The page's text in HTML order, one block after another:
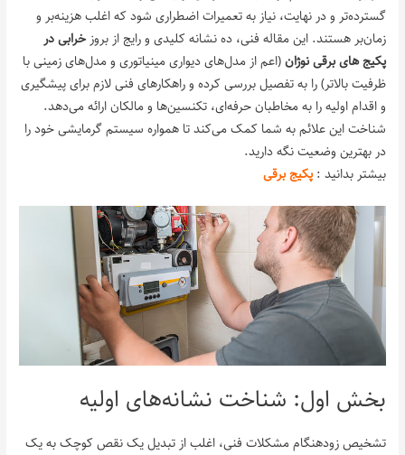
گسترده‌تر و در نهایت، نیاز به تعمیرات اضطراری شود که اغلب هزینه‌بر و
زمان‌بر هستند. این مقاله فنی، ده نشانه کلیدی و رایج از بروزخرابی در
پکیج‌ های برقی نوژان(اعم از مدل‌های دیواری مینیاتوری و مدل‌های زمینی با
ظرفیت بالاتر) را به تفصیل بررسی کرده و راهکارهای فنی لازم برای پیشگیری
و اقدام اولیه را به مخاطبان حرفه‌ای، تکنسین‌ها و مالکان ارائه می‌دهد.
شناخت این علائم به شما کمک می‌کند تا همواره سیستم گرمایشی خود را
در بهترین وضعیت نگه دارید.
بیشتر بدانید :پکیج برقی
بخش اول: شناخت نشانه‌های اولیه
تشخیص زودهنگام مشکلات فنی، اغلب از تبدیل یک نقص کوچک به یک